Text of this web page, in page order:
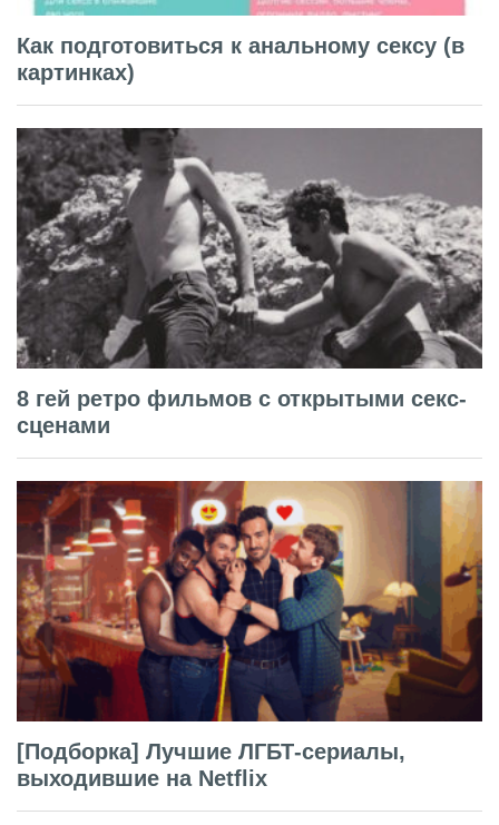
Как подготовиться к анальному сексу (в
картинках)
8 гей ретро фильмов с открытыми секс-
сценами
[Подборка] Лучшие ЛГБТ-сериалы,
выходившие на Netflix